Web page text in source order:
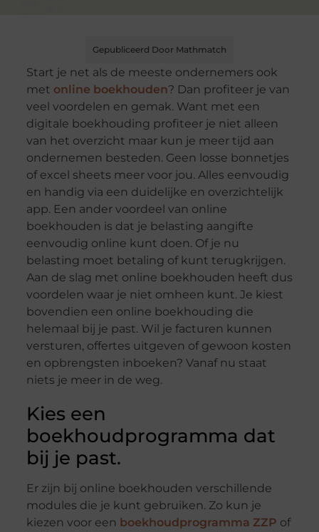
Gepubliceerd Door Mathmatch
Start je net als de meeste ondernemers ook
met online boekhouden? Dan profiteer je van
veel voordelen en gemak. Want met een
digitale boekhouding profiteer je niet alleen
van het overzicht maar kun je meer tijd aan
ondernemen besteden. Geen losse bonnetjes
of excel sheets meer voor jou. Alles eenvoudig
en handig via een duidelijke en overzichtelijk
app. Een ander voordeel van online
boekhouden is dat je belasting aangifte
eenvoudig online kunt doen. Of je nu
belasting moet betaling of kunt terugkrijgen.
Aan de slag met online boekhouden heeft dus
voordelen waar je niet omheen kunt. Je kiest
bovendien een online boekhouding die
helemaal bij je past. Wil je facturen kunnen
versturen, offertes uitgeven of gewoon kosten
en opbrengsten inboeken? Vanaf nu staat
niets je meer in de weg.
Kies een
boekhoudprogramma dat
bij je past.
Er zijn bij online boekhouden verschillende
modules die je kunt gebruiken. Zo kun je
kiezen voor een boekhoudprogramma ZZP of